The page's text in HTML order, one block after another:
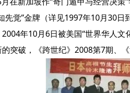
先觉”金牌（详见1997年10月30
2004年10月6日被美国“世界华人
突破，《跨世纪》2008第7期、